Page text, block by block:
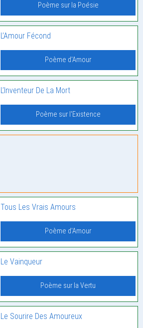
Poème sur la Poésie
L’Amour Fécond
Poème d'Amour
L’Inventeur De La Mort
Poème sur l'Existence
Tous Les Vrais Amours
Poème d'Amour
Le Vainqueur
Poème sur la Vertu
Le Sourire Des Amoureux